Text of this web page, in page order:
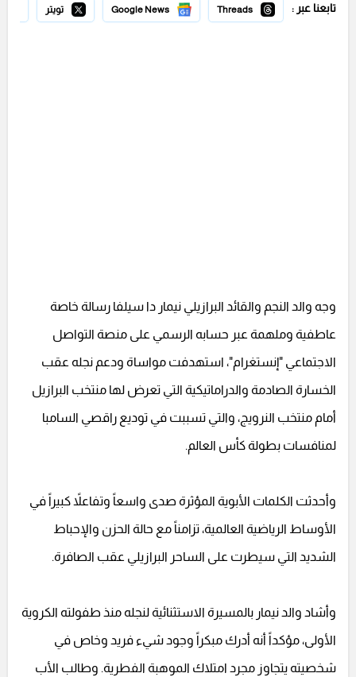
تابعنا عبر : Threads
Google News تويتر
وجه والد النجم والقائد البرازيلي نيمار دا سيلفا رسالة خاصة
عاطفية وملهمة عبر حسابه الرسمي على منصة التواصل
الاجتماعي "إنستغرام"، استهدفت مواساة ودعم نجله عقب
الخسارة الصادمة والدراماتيكية التي تعرض لها منتخب البرازيل
أمام منتخب النرويج، والتي تسببت في توديع راقصي السامبا
لمنافسات بطولة كأس العالم.
وأحدثت الكلمات الأبوية المؤثرة صدى واسعاً وتفاعلاً كبيراً في
الأوساط الرياضية العالمية، تزامناً مع حالة الحزن والإحباط
الشديد التي سيطرت على الساحر البرازيلي عقب الصافرة.
وأشاد والد نيمار بالمسيرة الاستثنائية لنجله منذ طفولته الكروية
الأولى، مؤكداً أنه أدرك مبكراً وجود شيء فريد وخاص في
شخصيته يتجاوز مجرد امتلاك الموهبة الفطرية. وطالب الأب